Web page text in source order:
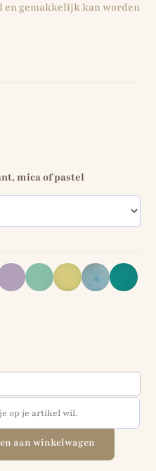
en gemakkelijk kan worden
mica of pastel
aan winkelwagen